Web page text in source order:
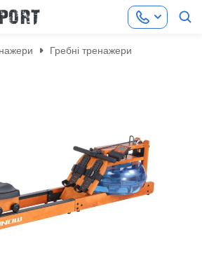
Гребні тренажери